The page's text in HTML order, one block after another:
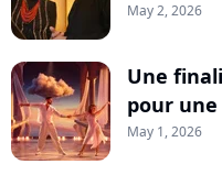
May 2, 2026
Une
pour une
May 1, 2026